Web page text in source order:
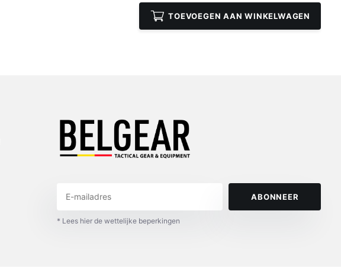
TOEVOEGEN AAN WINKELWAGEN
ABONNEER
* Lees hier de wettelijke beperkingen